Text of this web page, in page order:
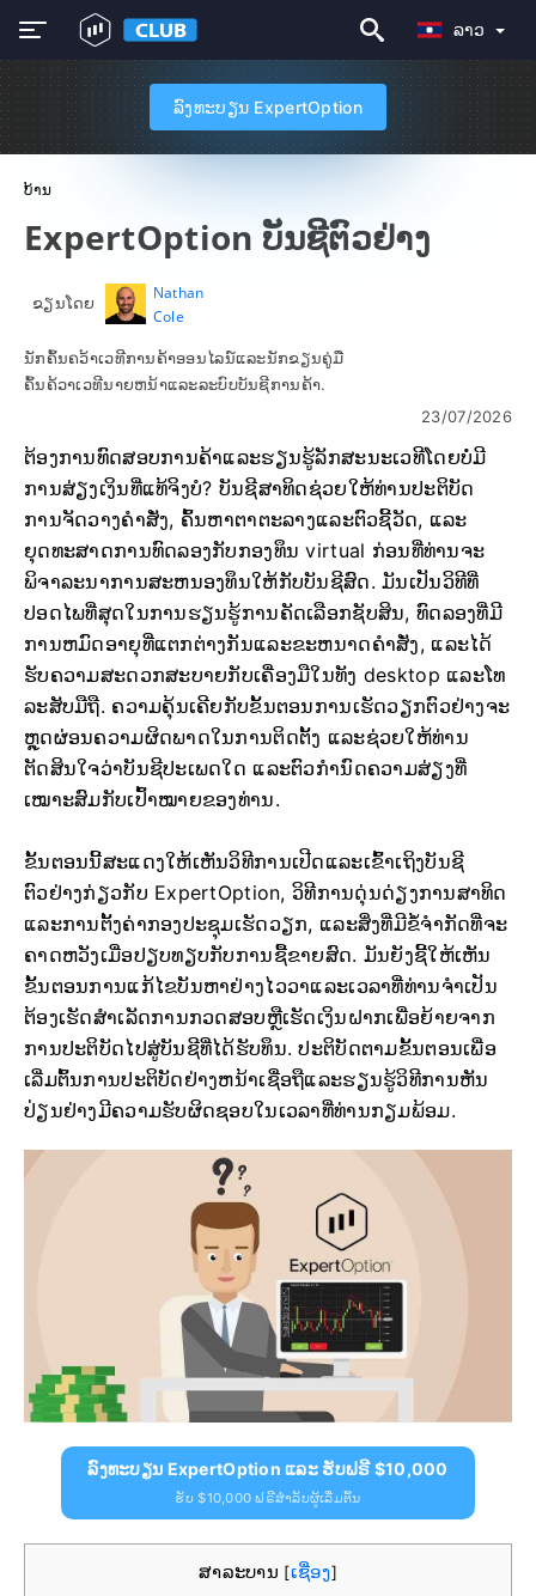
ລາວ
ລົງທະບຽນ ExpertOption
ບ້ານ
ExpertOption ບັນຊີຕົວຢ່າງ
ຂຽນໂດຍ
Nathan
Cole
ນັກຄົ້ນຄວ້າເວທີການຄ້າອອນໄລນ໌ແລະນັກຂຽນຄູ່ມື
ຄົ້ນຄ້ວາເວທີນາຍຫນ້າແລະລະບົບບັນຊີການຄ້າ.
23/07/2026
ຕ້ອງການທົດສອບການຄ້າແລະຮຽນຮູ້ລັກສະນະເວທີໂດຍບໍ່ມີ
ການສ່ຽງເງິນທີ່ແທ້ຈິງບໍ? ບັນຊີສາທິດຊ່ວຍໃຫ້ທ່ານປະຕິບັດ
ການຈັດວາງຄໍາສັ່ງ, ຄົ້ນຫາຕາຕະລາງແລະຕົວຊີ້ວັດ, ແລະ
ຍຸດທະສາດການທົດລອງກັບກອງທຶນ virtual ກ່ອນທີ່ທ່ານຈະ
ພິຈາລະນາການສະຫນອງທຶນໃຫ້ກັບບັນຊີສົດ. ມັນ​ເປັນ​ວິ​ທີ​ທີ່​
ປອດ​ໄພ​ທີ່​ສຸດ​ໃນ​ການ​ຮຽນ​ຮູ້​ການ​ຄັດ​ເລືອກ​ຊັບ​ສິນ​, ທົດ​ລອງ​ທີ່​ມີ​
ການ​ຫມົດ​ອາ​ຍຸ​ທີ່​ແຕກ​ຕ່າງ​ກັນ​ແລະ​ຂະ​ຫນາດ​ຄໍາ​ສັ່ງ​, ແລະ​ໄດ້​
ຮັບ​ຄວາມ​ສະ​ດວກ​ສະ​ບາຍ​ກັບ​ເຄື່ອງ​ມື​ໃນ​ທັງ desktop ແລະ​ໂທ
ລະ​ສັບ​ມື​ຖື​. ຄວາມຄຸ້ນເຄີຍກັບຂັ້ນຕອນການເຮັດວຽກຕົວຢ່າງຈະ
ຫຼຸດຜ່ອນຄວາມຜິດພາດໃນການຕິດຕັ້ງ ແລະຊ່ວຍໃຫ້ທ່ານ
ຕັດສິນໃຈວ່າບັນຊີປະເພດໃດ ແລະຕົວກໍານົດຄວາມສ່ຽງທີ່
ເໝາະສົມກັບເປົ້າໝາຍຂອງທ່ານ.
ຂັ້ນຕອນນີ້ສະແດງໃຫ້ເຫັນວິທີການເປີດແລະເຂົ້າເຖິງບັນຊີ
ຕົວຢ່າງກ່ຽວກັບ ExpertOption, ວິທີການດຸ່ນດ່ຽງການສາທິດ
ແລະການຕັ້ງຄ່າກອງປະຊຸມເຮັດວຽກ, ແລະສິ່ງທີ່ມີຂໍ້ຈໍາກັດທີ່ຈະ
ຄາດຫວັງເມື່ອປຽບທຽບກັບການຊື້ຂາຍສົດ. ມັນຍັງຊີ້ໃຫ້ເຫັນ
ຂັ້ນຕອນການແກ້ໄຂບັນຫາຢ່າງໄວວາແລະເວລາທີ່ທ່ານຈໍາເປັນ
ຕ້ອງເຮັດສໍາເລັດການກວດສອບຫຼືເຮັດເງິນຝາກເພື່ອຍ້າຍຈາກ
ການປະຕິບັດໄປສູ່ບັນຊີທີ່ໄດ້ຮັບທຶນ. ປະຕິບັດຕາມຂັ້ນຕອນເພື່ອ
ເລີ່ມຕົ້ນການປະຕິບັດຢ່າງຫນ້າເຊື່ອຖືແລະຮຽນຮູ້ວິທີການຫັນ
ປ່ຽນຢ່າງມີຄວາມຮັບຜິດຊອບໃນເວລາທີ່ທ່ານກຽມພ້ອມ.
ລົງທະບຽນ ExpertOption ແລະ ຮັບຟຣີ $10,000
ຮັບ $10,000 ຟຣີສຳລັບຜູ້ເລີ່ມຕົ້ນ
ສາລະບານ [ເຊື່ອງ]